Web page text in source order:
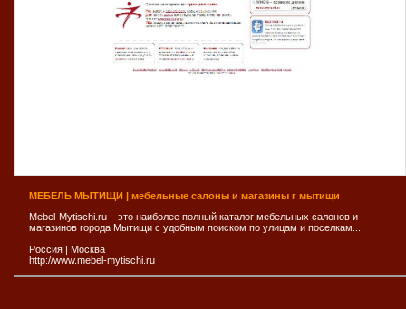
МЕБЕЛЬ МЫТИЩИ | мебельные салоны и магазины г мытищи
Mebel-Mytischi.ru – это наиболее полный каталог мебельных салонов и
магазинов города Мытищи с удобным поиском по улицам и поселкам...
Россия | Москва
http://www.mebel-mytischi.ru